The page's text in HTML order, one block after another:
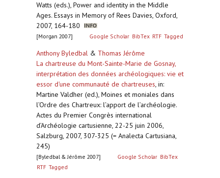
Watts (eds.), Power and identity in the Middle
Ages. Essays in Memory of Rees Davies, Oxford,
2007, 164-180
[Morgan 2007] Google Scholar BibTex RTF Tagged
Anthony Byledbal & Thomas Jérôme
La chartreuse du Mont-Sainte-Marie de Gosnay,
interprétation des données archéologiques: vie et
essor d'une communauté de chartreuses, in:
Martine Valdher (ed.), Moines et moniales dans
l’Ordre des Chartreux: l’apport de l’archéologie.
Actes du Premier Congrès international
d’Archéologie cartusienne, 22-25 juin 2006,
Salzburg, 2007, 307-325 (= Analecta Cartusiana,
245)
[Byledbal & Jérôme 2007] Google Scholar BibTex
RTF Tagged